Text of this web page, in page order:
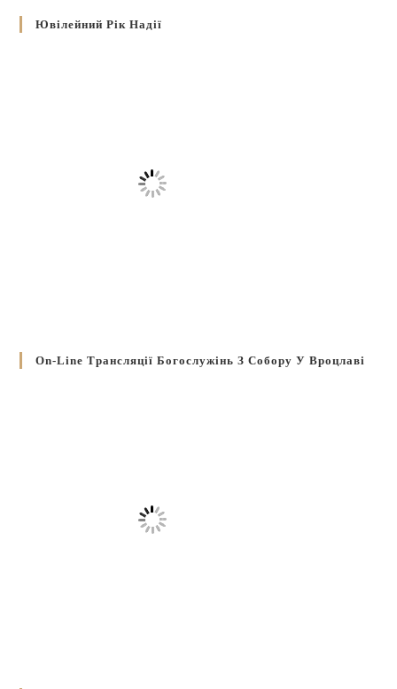
Ювілейний Рік Надії
On-Line Трансляції Богослужінь З Собору У Вроцлаві